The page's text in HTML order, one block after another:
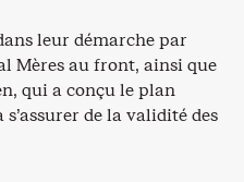
leur démarche par
Mères au front, ainsi que
qui a conçu le plan
de la validité des